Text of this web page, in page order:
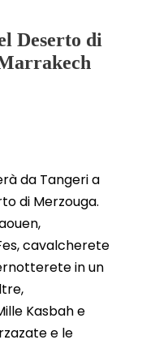
Deserto di
da Tangeri a
di Merzouga.
cavalcherete
in un
Kasbah e
e le